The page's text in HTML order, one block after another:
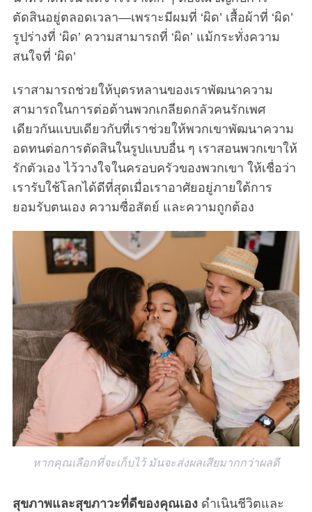
ตัดสินอยู่ตลอดเวลา—เพราะมีผมที่ ‘ผิด’ เสื้อผ้าที่ ‘ผิด’
รูปร่างที่ ‘ผิด’ ความสามารถที่ ‘ผิด’ แม้กระทั่งความ
สนใจที่ ‘ผิด’
เราสามารถช่วยให้บุตรหลานของเราพัฒนาความ
สามารถในการต่อต้านพวกเกลียดกลัวคนรักเพศ
เดียวกันแบบเดียวกับที่เราช่วยให้พวกเขาพัฒนาความ
อดทนต่อการตัดสินในรูปแบบอื่น ๆ เราสอนพวกเขาให้
รักตัวเอง ไว้วางใจในครอบครัวของพวกเขา ให้เชื่อว่า
เรารับใช้โลกได้ดีที่สุดเมื่อเราอาศัยอยู่ภายใต้การ
ยอมรับตนเอง ความซื่อสัตย์ และความถูกต้อง
หากคุณเลือกที่จะเก็บไว้ มันจะส่งผลเสียมากกว่าผลดี
สุขภาพและสุขภาวะที่ดีของคุณเองดำเนินชีวิตและ